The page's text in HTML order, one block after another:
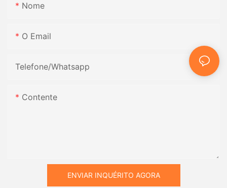
Nome
O Email
Telefone/whatsapp
Contente
ENVIAR INQUÉRITO AGORA